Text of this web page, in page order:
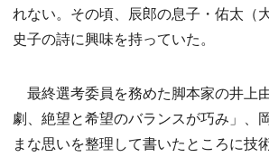
れない。その頃、辰郎の息子・佑太（
史子の詩に興味を持っていた。
最終選考委員を務めた脚本家の井上
劇、絶望と希望のバランスが巧み」、
まな思いを整理して書いたところに技